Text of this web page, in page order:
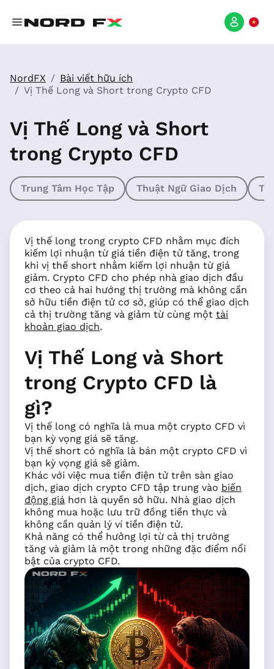
NordFX
Bài viết hữu ích
Vị Thế Long và Short trong Crypto CFD
Vị Thế Long và Short
trong Crypto CFD
Trung Tâm Học Tập Thuật Ngữ Giao Dịch
Vị thế long trong crypto CFD nhằm mục đích
kiếm lợi nhuận từ giá tiền điện tử tăng, trong
khi vị thế short nhằm kiếm lợi nhuận từ giá
giảm. Crypto CFD cho phép nhà giao dịch đầu
cơ theo cả hai hướng thị trường mà không cần
sở hữu tiền điện tử cơ sở, giúp có thể giao dịch
cả thị trường tăng và giảm từ cùng một tài
khoản giao dịch.
Vị Thế Long và Short
trong Crypto CFD là
gì?
Vị thế long có nghĩa là mua một crypto CFD vì
bạn kỳ vọng giá sẽ tăng.
Vị thế short có nghĩa là bán một crypto CFD vì
bạn kỳ vọng giá sẽ giảm.
Khác với việc mua tiền điện tử trên sàn giao
dịch, giao dịch crypto CFD tập trung vào biến
động giá hơn là quyền sở hữu. Nhà giao dịch
không mua hoặc lưu trữ đồng tiền thực và
không cần quản lý ví tiền điện tử.
Khả năng có thể hưởng lợi từ cả thị trường
tăng và giảm là một trong những đặc điểm nổi
bật của crypto CFD.